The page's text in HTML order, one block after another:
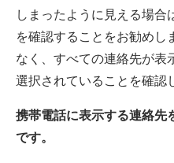
しまったように見える場
を確認することをお勧めし
なく、すべての連絡先が表
選択されていることを確認
携帯電話に表示する連絡先
です。